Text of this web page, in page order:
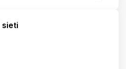
sieti